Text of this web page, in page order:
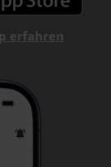
erfahren